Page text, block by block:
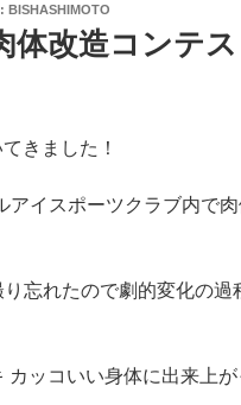
BISHASHIMOTO
体改造コンテ
きました！
アイスポーツクラブ内で
り忘れたので劇的変化の
カッコいい身体に出来上が